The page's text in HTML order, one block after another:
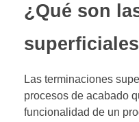
¿Qué son
Las terminaciones
procesos de acabado
funcionalidad de un